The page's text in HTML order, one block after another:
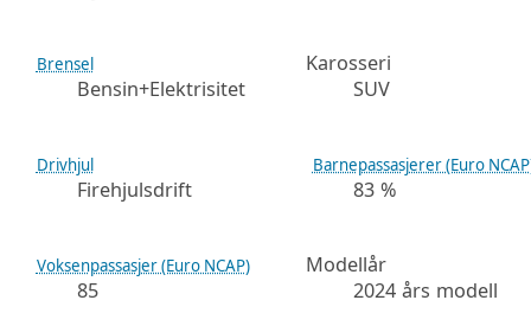
Brensel
Bensin+Elektrisitet
Karosseri
SUV
Drivhjul
Firehjulsdrift
Barnepassasjerer (Euro
83 %
Voksenpassasjer (Euro NCAP)
85
Modellår
2024 års modell